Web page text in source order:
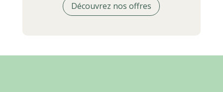
Découvrez nos offres